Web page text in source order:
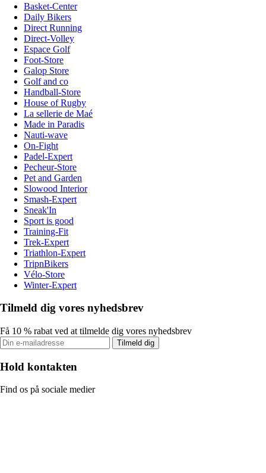
Basket-Center
Daily Bikers
Direct Running
Direct-Volley
Espace Golf
Foot-Store
Galop Store
Golf and co
Handball-Store
House of Rugby
La sellerie de Maé
Made in Paradis
Nauti-wave
On-Fight
Padel-Expert
Pecheur-Store
Pet and Garden
Slowood Interior
Smash-Expert
Sneak'In
Sport is good
Training-Fit
Trek-Expert
Triathlon-Expert
TripnBikers
Vélo-Store
Winter-Expert
Tilmeld dig vores nyhedsbrev
Få 10 % rabat ved at tilmelde dig vores nyhedsbrev
Tilmeld dig
Hold kontakten
Find os på sociale medier